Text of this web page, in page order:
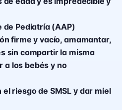
de Pediatría (AAP)
firme y vacío, amamantar,
sin compartir la misma
a los bebés y no
riesgo de SMSL y dar miel